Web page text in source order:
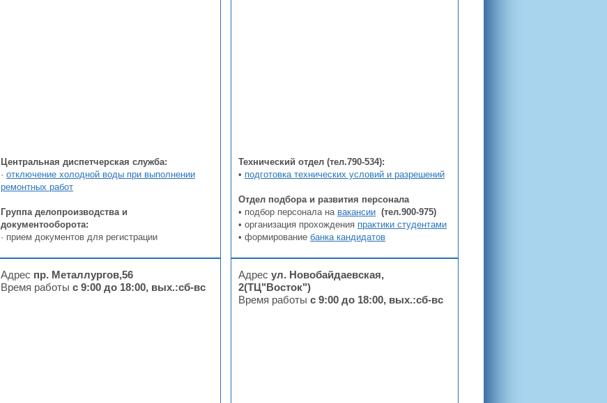
Центральная диспетчерская служба:
· отключение холодной воды при выполнении
ремонтных работ
Группа делопроизводства и
документооборота:
· прием документов для регистрации
Технический отдел (тел.790-534):
• подготовка технических условий и разрешений
Отдел подбора и развития персонала
• подбор персонала на вакансии (тел.900-975)
• организация прохождения практики студентами
• формирование банка кандидатов
Адрес пр. Металлургов,56
Время работы с 9:00 до 18:00, вых.:сб-вс
Адрес ул. Новобайдаевская,
2(ТЦ"Восток")
Время работы с 9:00 до 18:00, вых.:сб-вс